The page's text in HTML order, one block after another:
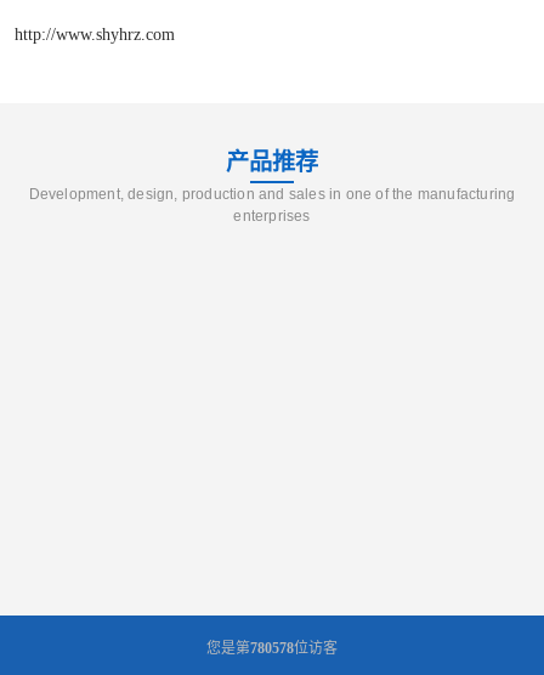
http://www.shyhrz.com
产品推荐
Development, design, production and sales in one of the manufacturing
enterprises
您是第780578位访客